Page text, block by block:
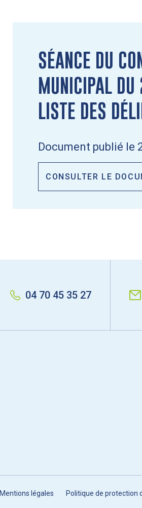
SÉANCE DU
MUNICIPAL
LISTE DES
Document publié le
CONSULTER LE
04 70 45 35 27
Mentions légales Politique de protection